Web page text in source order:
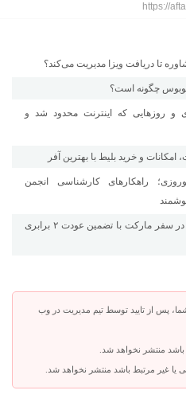
https://
تا دریافت ویزا مدیریت می‌کند؟
چگونه است؟
که اینترنت محدود شد و
و خرید بلیط با بهترین آفر
راهکارهای کارشناسی انجمن
تضمین کمترین قیمت هواپیما و هتل در سفر مارکت با تضمین عودت ۲ برابری
پس از تایید توسط تیم مدیریت در وب
منتشر نخواهد شد.
غیر مرتبط باشد منتشر نخواهد شد.